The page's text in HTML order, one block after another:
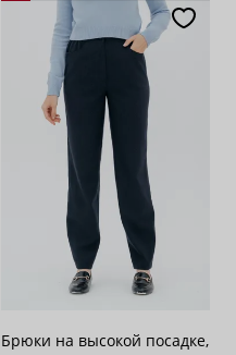
Брюки на высокой посадке,